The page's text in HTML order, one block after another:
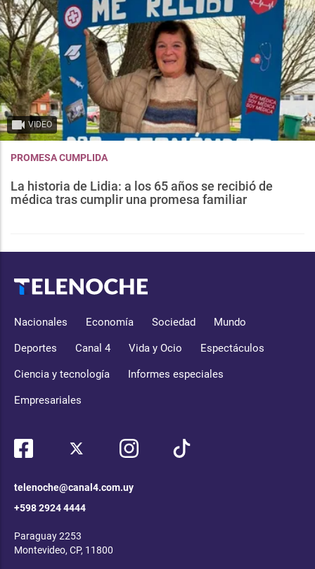
VIDEO
PROMESA CUMPLIDA
La historia de Lidia: a los 65 años se recibió de
médica tras cumplir una promesa familiar
Nacionales Economía Sociedad Mundo
Deportes Canal 4 Vida y Ocio Espectáculos
Ciencia y tecnología Informes especiales
Empresariales
telenoche@canal4.com.uy
+598 2924 4444
Paraguay 2253
Montevideo, CP, 11800